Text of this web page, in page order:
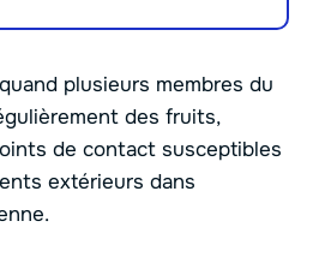
plusieurs membres du
des fruits,
de contact susceptibles
extérieurs dans